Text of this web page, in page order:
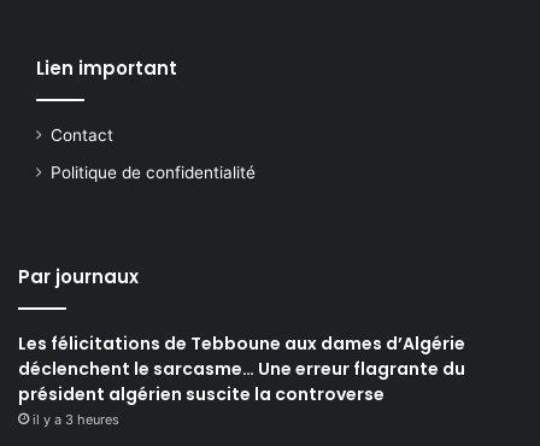
Lien important
Contact
Politique de confidentialité
Par journaux
Les félicitations de Tebboune aux dames d’Algérie
déclenchent le sarcasme… Une erreur flagrante du
président algérien suscite la controverse
il y a 3 heures